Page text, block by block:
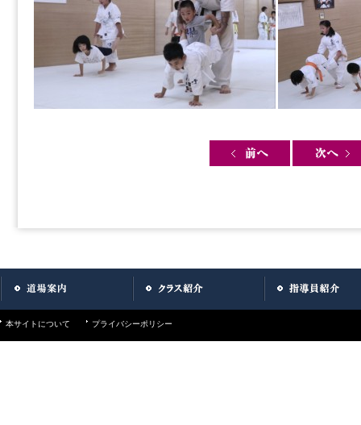
本サイトについて プライバシーポリシー